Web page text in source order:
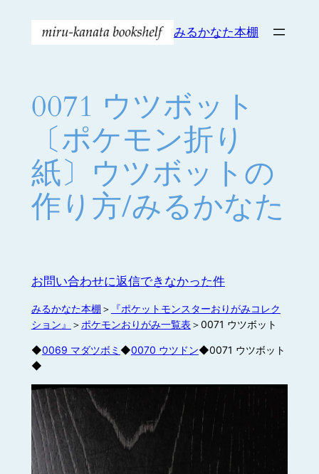
みるかなた本棚
0071 ウツボット
〔ポケモン折り
紙〕ウツボットの
作り方/みるかなた
お問い合わせに返信できなかった件
みるかなた本棚 ＞
『ポケットモンスターおりがみコレク
ション』
＞ ポケモンおりがみ一覧表 ＞0071 ウツボット
◆0069 マダツボミ ◆0070 ウツドン◆0071 ウツボット
◆